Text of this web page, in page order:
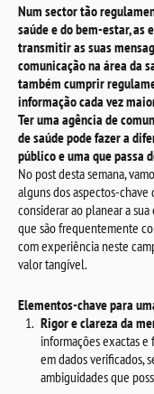
Num sector tão
saúde e do bem-estar, as
transmitir as suas
comunicação na área da
também cumprir
informação cada vez
Ter uma agência de
de saúde pode fazer a
público e uma que passa
No post desta semana,
alguns dos aspectos-chave
considerar ao planear a
que são frequentemente
com experiência neste
valor tangível.
Elementos-chave para
Rigor e clareza da
informações exactas e
em dados verificados,
ambiguidades que